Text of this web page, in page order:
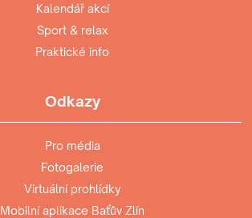
Kalendář akcí
Sport & relax
Praktické info
Odkazy
Pro média
Fotogalerie
Virtuální prohlídky
Mobilní aplikace Baťův Zlín